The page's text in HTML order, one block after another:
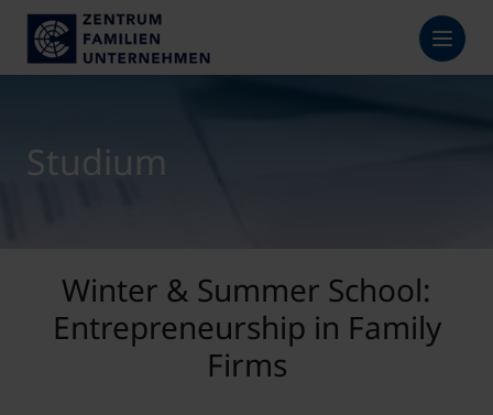
Studium
Winter & Summer School:
Entrepreneurship in Family
Firms